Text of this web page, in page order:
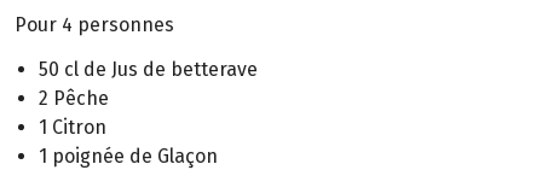
Pour 4 personnes
50 cl de Jus de betterave
2 Pêche
1 Citron
1 poignée de Glaçon